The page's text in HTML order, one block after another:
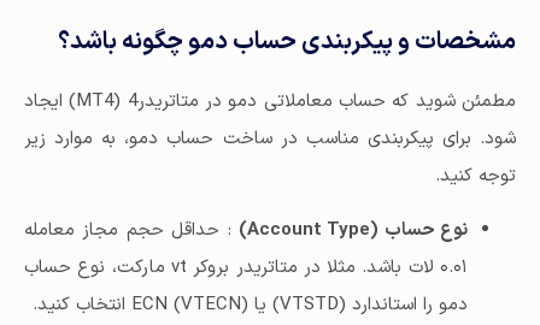
مشخصات و پیکربندی حساب دمو چگونه باشد؟
مطمئن شوید که حساب معاملاتی دمو در متاتریدر4 (MT4) ایجاد
شود. برای پیکربندی مناسب در ساخت حساب دمو، به موارد زیر
توجه کنید.
نوع حساب (Account Type
) : حداقل حجم مجاز معامله
۰.۰۱ لات باشد. مثلا در متاتریدر بروکر vt مارکت، نوع حساب
دمو را استاندارد (VTSTD) یا ECN (VTECN) انتخاب کنید.